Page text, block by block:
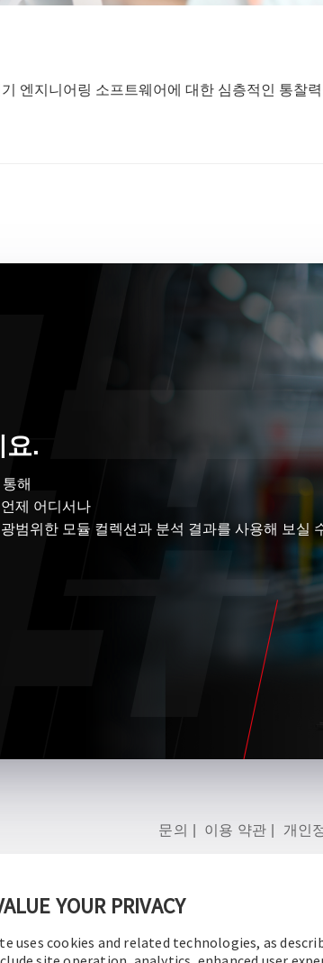
YOUR PRIVACY
uses cookies and related technologies, as
엔지니어링 소프트웨어에 대한 심층적인 통찰
요.
해
제 어디서나
범위한 모듈 컬렉션과 분석 결과를 사용해 보실
문의 이용 약관 개인
© 2016-2026 오퍼레이션